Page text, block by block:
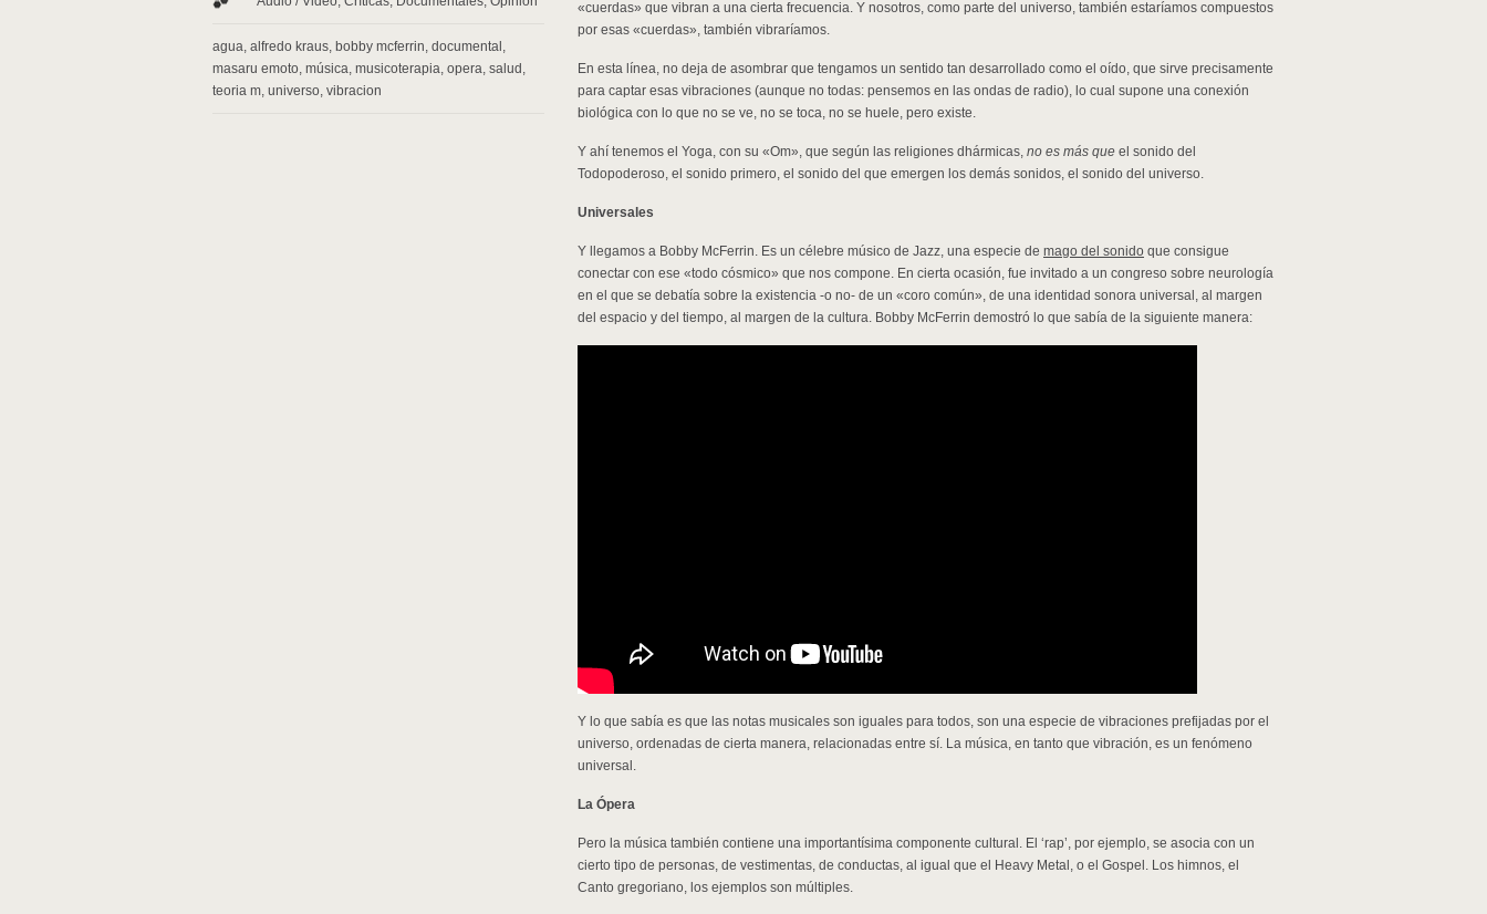
agua, alfredo kraus, bobby mcferrin, documental ,
masaru emoto, música, musicoterapia, opera, salud ,
teoria m, universo, vibracion
«cuerdas» que vibran a una cierta frecuencia. Y nosotros, como parte del universo, también estaríamos compuestos
por esas «cuerdas», también vibraríamos.
En esta línea, no deja de asombrar que tengamos un sentido tan desarrollado como el oído, que sirve precisamente
para captar esas vibraciones (aunque no todas: pensemos en las ondas de radio), lo cual supone una conexión
biológica con lo que no se ve, no se toca, no se huele, pero existe.
Y ahí tenemos el Yoga, con su «Om», que según las religiones dhármicas, no es más que el sonido del
Todopoderoso, el sonido primero, el sonido del que emergen los demás sonidos, el sonido del universo.
Universales
Y llegamos a Bobby McFerrin. Es un célebre músico de Jazz, una especie de mago del sonido que consigue
conectar con ese «todo cósmico» que nos compone. En cierta ocasión, fue invitado a un congreso sobre neurología
en el que se debatía sobre la existencia -o no- de un «coro común», de una identidad sonora universal, al margen
del espacio y del tiempo, al margen de la cultura. Bobby McFerrin demostró lo que sabía de la siguiente manera:
Y lo que sabía es que las notas musicales son iguales para todos, son una especie de vibraciones prefijadas por el
universo, ordenadas de cierta manera, relacionadas entre sí. La música, en tanto que vibración, es un fenómeno
universal.
La Ópera
Pero la música también contiene una importantísima componente cultural. El ‘rap’, por ejemplo, se asocia con un
cierto tipo de personas, de vestimentas, de conductas, al igual que el Heavy Metal, o el Gospel. Los himnos, el
Canto gregoriano, los ejemplos son múltiples.